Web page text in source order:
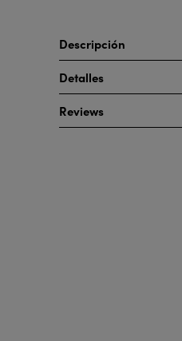
Descripción
Detalles
Reviews